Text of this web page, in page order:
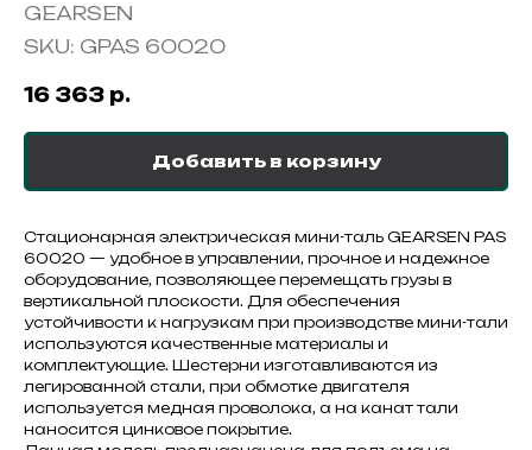
GEARSEN
SKU: GPAS 60020
16 363 р.
Добавить в корзину
Стационарная электрическая мини-таль GEARSEN PAS
60020 — удобное в управлении, прочное и надежное
оборудование, позволяющее перемещать грузы в
вертикальной плоскости. Для обеспечения
устойчивости к нагрузкам при производстве мини-тали
используются качественные материалы и
комплектующие. Шестерни изготавливаются из
легированной стали, при обмотке двигателя
используется медная проволока, а на канат тали
наносится цинковое покрытие.